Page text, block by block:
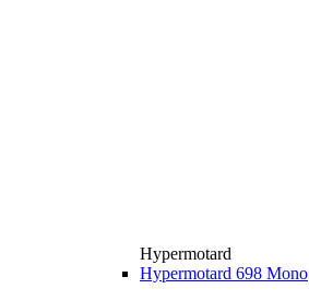
Hypermotard
Hypermotard 698 Mono